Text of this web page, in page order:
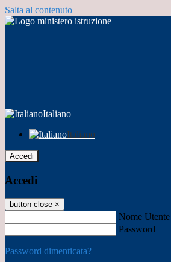
Salta al contenuto
Italiano
Italiano
Accedi
Accedi
button close ×
Nome Utente
Password
Password dimenticata?